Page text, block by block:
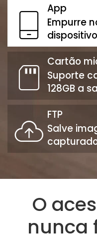
App
Empurre
Cartão
Suporte
128GB a
FTP
Salve
O
nunca